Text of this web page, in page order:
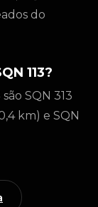
do
113?
SQN 313
km) e SQN